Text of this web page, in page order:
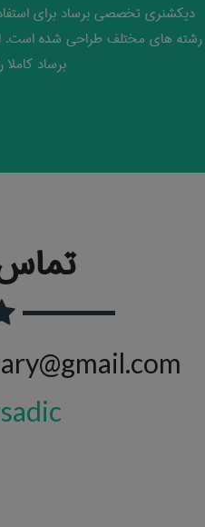
دیکشنری تخصصی برساد برای
رشته های مختلف طراحی شده است.
برساد